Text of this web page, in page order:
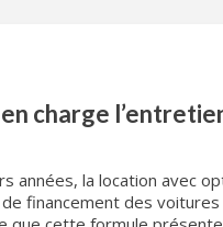
charge
années, la location avec
financement des